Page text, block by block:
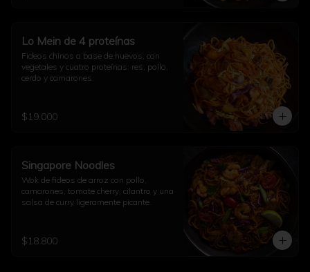
Lo Mein de 4 proteínas
Fideos chinos a base de huevos, con
vegetales y cuatro proteínas: res, pollo,
cerdo y camarones.
$19.000
Singapore Noodles
Wok de fideos de arroz con pollo,
camarones, tomate cherry, cilantro y una
salsa de curry ligeramente picante.
$18.800